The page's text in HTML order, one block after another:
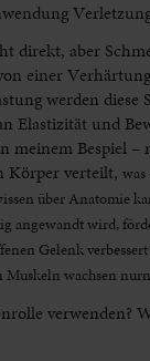
direkt, aber
einer
werden
Elastizität und
meinem Bespiel
Körper verteilt,
über Anatomie
wird,
Gelenk
wachsen
verwenden?